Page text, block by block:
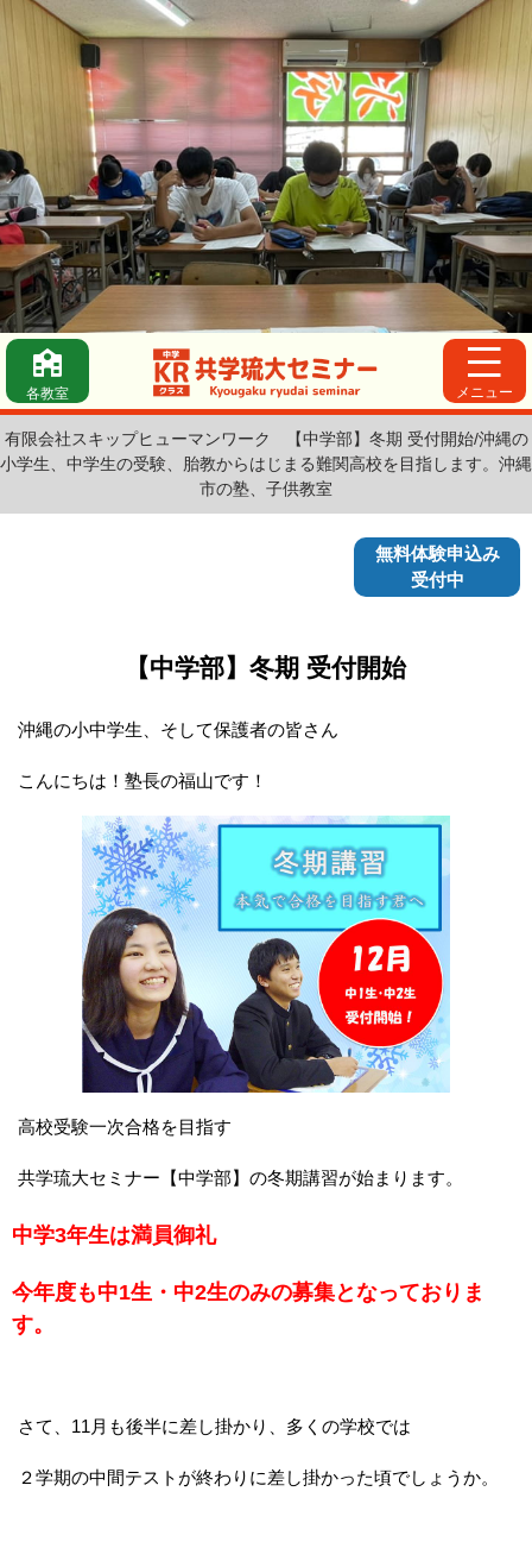
各教室 メニュー
有限会社スキップヒューマンワーク
【中学部】冬期 受付開始/沖縄の
小学生、中学生の受験、胎教からはじまる難関高校を目指します。沖縄
市の塾、子供教室
無料体験申込み
受付中
【中学部】冬期 受付開始
沖縄の小中学生、そして保護者の皆さん
こんにちは！塾長の福山です！
高校受験一次合格を目指す
共学琉大セミナー【中学部】の冬期講習が始まります。
中学3年生は満員御礼
今年度も中1生・中2生のみの募集となっておりま
す。
さて、11月も後半に差し掛かり、多くの学校では
２学期の中間テストが終わりに差し掛かった頃でしょうか。